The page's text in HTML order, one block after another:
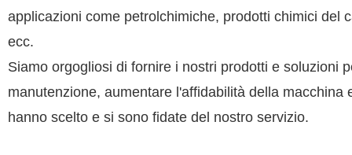
applicazioni come petrolchimiche, prodotti chimici del
ecc.
Siamo orgogliosi di fornire i nostri prodotti e soluzioni
manutenzione, aumentare l'affidabilità della
hanno scelto e si sono fidate del nostro servizio.